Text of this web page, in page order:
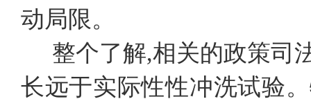
动局限。
整个了解,相关的政策司
长远于实际性性冲洗试验